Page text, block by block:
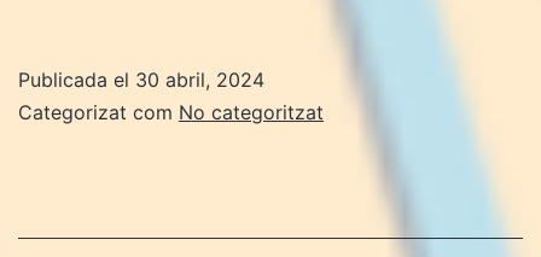
VÍDEO
Publicada el 30 abril, 2024
Categorizat com No categoritzat